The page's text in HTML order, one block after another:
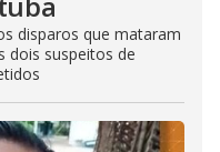
disparos que mataram
dois suspeitos de